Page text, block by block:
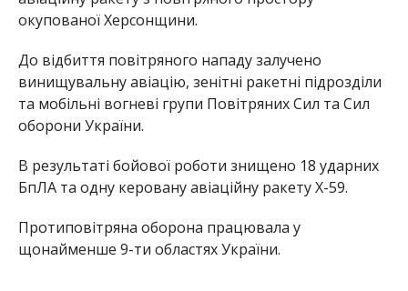
окупованої Херсонщини.
До відбиття повітряного нападу залучено
винищувальну авіацію, зенітні ракетні підрозділи
та мобільні вогневі групи Повітряних Сил та Сил
оборони України.
В результаті бойової роботи знищено 18 ударних
БпЛА та одну керовану авіаційну ракету Х-59.
Протиповітряна оборона працювала у
щонайменше 9-ти областях України.